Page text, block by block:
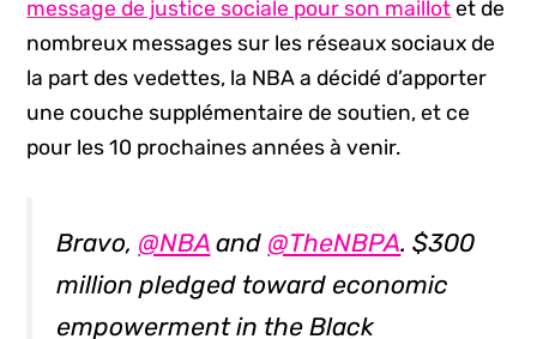
message de justice sociale pour son maillot et de
nombreux messages sur les réseaux sociaux de
la part des vedettes, la NBA a décidé d’apporter
une couche supplémentaire de soutien, et ce
pour les 10 prochaines années à venir.
Bravo, @NBA and @TheNBPA. $300
million pledged toward economic
empowerment in the Black